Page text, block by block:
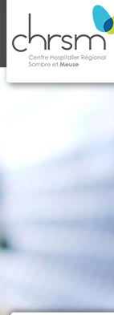
SITE